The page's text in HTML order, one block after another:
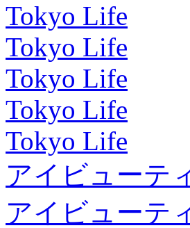
Tokyo Life
Tokyo Life
Tokyo Life
Tokyo Life
Tokyo Life
アイビューテ
アイビューテ